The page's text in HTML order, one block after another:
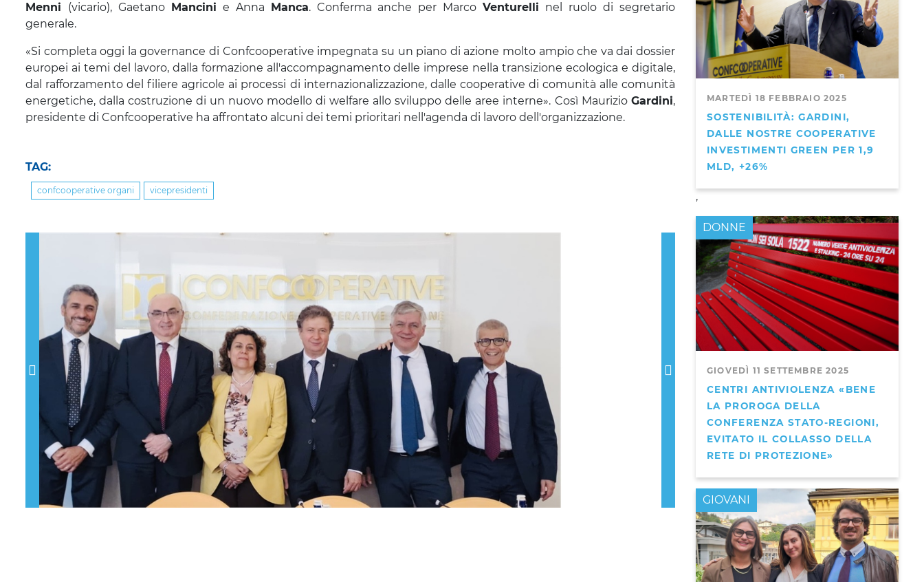
Menni (vicario), Gaetano Mancini e Anna Manca. Conferma anche per MarcoVenturelli nel ruolo di segretario
generale.
«Si completa oggi la governance di Confcooperative impegnata su un piano di azione molto ampio che va dai dossier
europei ai temi del lavoro, dalla formazione all'accompagnamento delle imprese nella transizione ecologica e digitale,
dal rafforzamento del filiere agricole ai processi di internazionalizzazione, dalle cooperative di comunità alle comunità
energetiche, dalla costruzione di un nuovo modello di welfare a llo sviluppo delle aree interne». Così Maurizio Gardini,
presidente di Confcooperative ha affrontato alcuni dei temi prioritari nell'agenda di lavoro dell'organizzazione.
TAG:
confcooperative organi vicepresidenti
MARTEDÌ 18 FEBBRAIO 2025
SOSTENIBILITÀ: GARDINI,
DALLE NOSTRE COOPERATIVE
INVESTIMENTI GREEN PER 1,9
MLD, +26%
,
GIOVEDÌ 11 SETTEMBRE 2025
CENTRI ANTIVIOLENZA «BENE
LA PROROGA DELLA
CONFERENZA STATO-REGIONI,
EVITATO IL COLLASSO DELLA
RETE DI PROTEZIONE»
DONNE
GIOVANI